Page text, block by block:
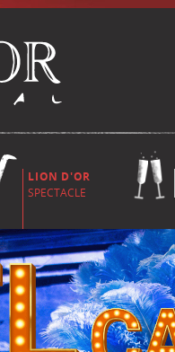
LION D'OR
SPECTACLE